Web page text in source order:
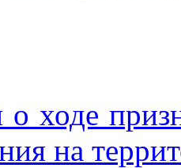
ходе
на